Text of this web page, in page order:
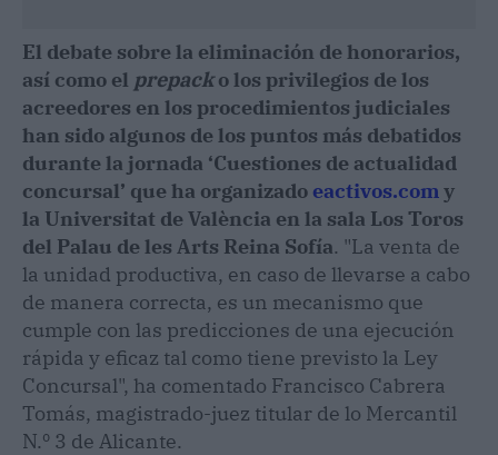
El debate sobre la eliminación de honorarios,
así como el prepacko los privilegios de los
acreedores en los procedimientos judiciales
han sido algunos de los puntos más debatidos
durante la jornada ‘Cuestiones de actualidad
concursal’ que ha organizado eactivos.comy
la Universitat de València en la sala Los Toros
del Palau de les Arts Reina Sofía. "La venta de
la unidad productiva, en caso de llevarse a cabo
de manera correcta, es un mecanismo que
cumple con las predicciones de una ejecución
rápida y eficaz tal como tiene previsto la Ley
Concursal", ha comentado Francisco Cabrera
Tomás, magistrado-juez titular de lo Mercantil
N.º 3 de Alicante.